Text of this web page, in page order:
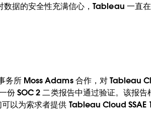
据的安全性充满信心，Tableau 一直在
务所 Moss Adams 合作，对 Tableau
SOC 2 二类报告中通过验证。该报告
以为索求者提供 Tableau Cloud SSAE